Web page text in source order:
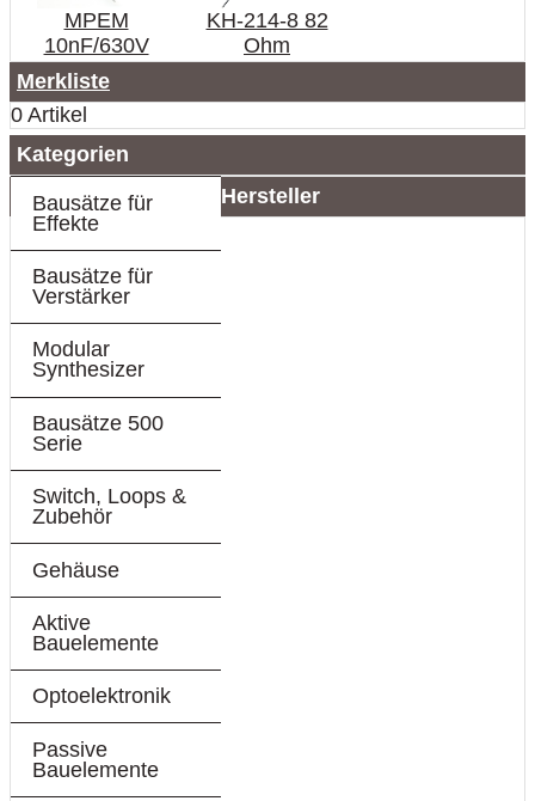
MPEM
10nF/630V
KH-214-8 82
Ohm
Merkliste
0 Artikel
Kategorien
Bausätze für
Effekte
Bausätze für
Verstärker
Modular
Synthesizer
Bausätze 500
Serie
Switch, Loops &
Zubehör
Gehäuse
Aktive
Bauelemente
Optoelektronik
Passive
Bauelemente
Hersteller